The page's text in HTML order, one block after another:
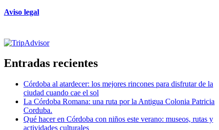
Aviso legal
Entradas recientes
Córdoba al atardecer: los mejores rincones para disfrutar de la
ciudad cuando cae el sol
La Córdoba Romana: una ruta por la Antigua Colonia Patricia
Corduba.
Qué hacer en Córdoba con niños este verano: museos, rutas y
actividades culturales